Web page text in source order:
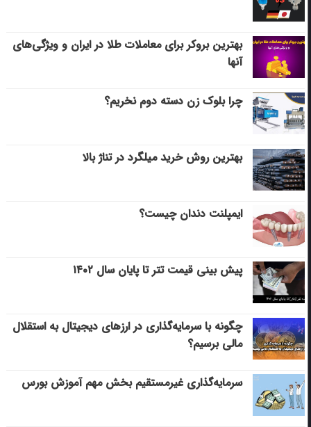
بهترین بروکر برای معاملات طلا در ایران و ویژگی‌های
آنها
چرا بلوک زن دسته دوم نخریم؟
بهترین روش خرید میلگرد در تناژ بالا
ایمپلنت دندان چیست؟
پیش بینی قیمت تتر تا پایان سال ۱۴۰۲
چگونه با سرمایه‌گذاری در ارزهای دیجیتال به استقلال
مالی برسیم؟
سرمایه‌گذاری غیرمستقیم بخش مهم آموزش بورس